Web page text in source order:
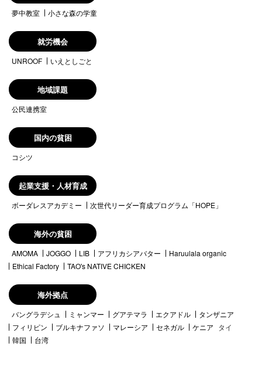
夢中教室 小さな森の学童
就労機会
UNROOF いえとしごと
地域課題
公民連携室
国内の貧困
コシツ
起業支援・人材育成
ボーダレスアカデミー 次世代リーダー育成プログラム「HOPE」
海外の貧困
AMOMA JOGGO LIB アフリカシアバター
Haruulala organic
Ethical Factory
TAO's NATIVE CHICKEN
海外拠点
バングラデシュ ミャンマー グアテマラ エクアドル
タンザニア
フィリピン
ブルキナファソ マレーシア セネガル ケニア タイ
韓国
台湾